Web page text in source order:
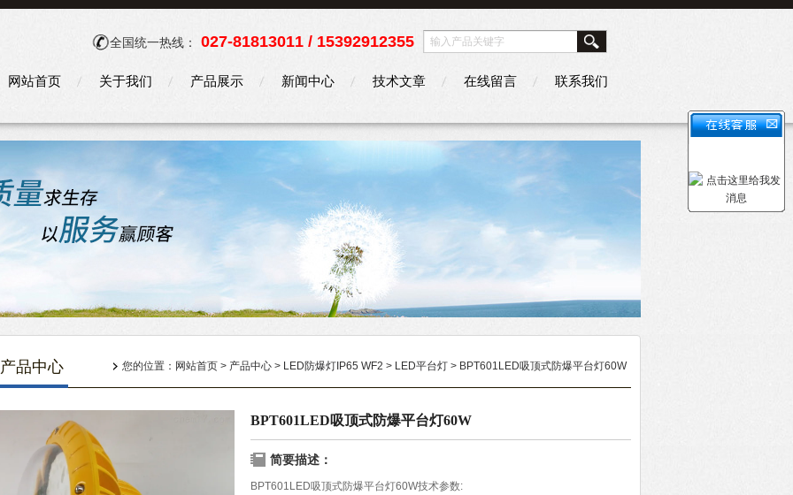
全国统一热线： 027-81813011 / 15392912355
网站首页 关于我们 产品展示 新闻中心 技术文章 在线留言 联系我们
产品中心 您的位置： 网站首页 > 产品中心 > LED防爆灯IP65 WF2 > LED平台灯 > BPT601LED吸顶式防爆平台灯60W
BPT601LED吸顶式防爆平台灯60W
简要描述：
BPT601LED吸顶式防爆平台灯60W技术参数: